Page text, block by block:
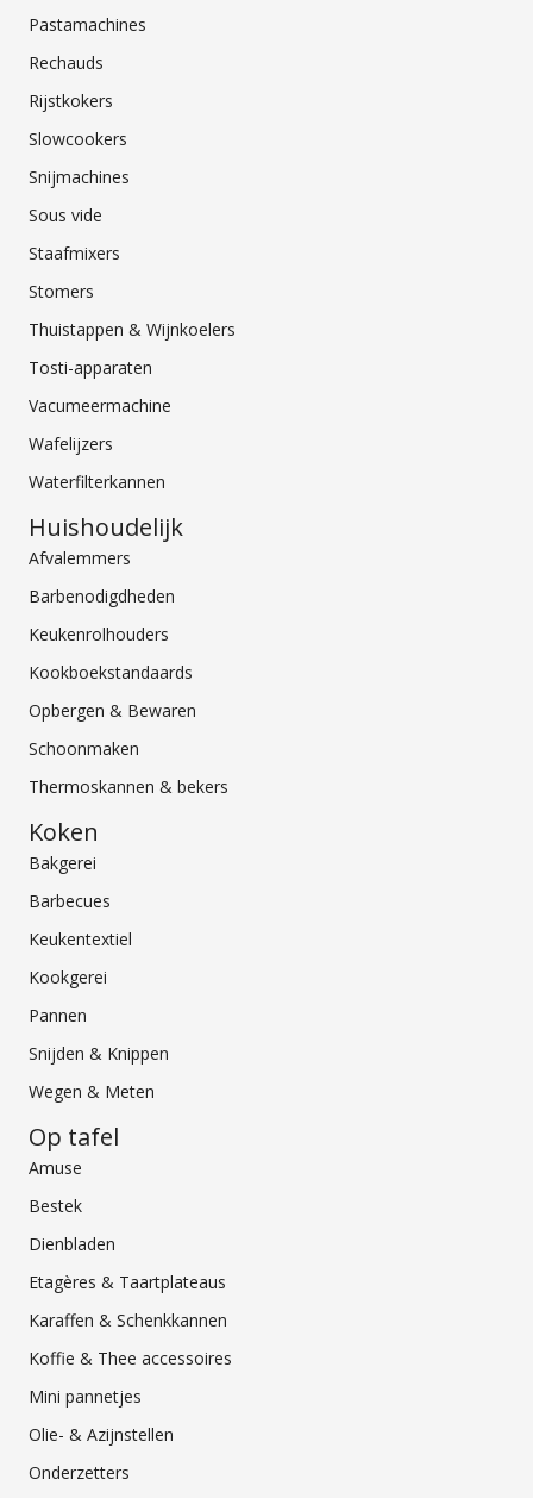
Pastamachines
Rechauds
Rijstkokers
Slowcookers
Snijmachines
Sous vide
Staafmixers
Stomers
Thuistappen & Wijnkoelers
Tosti-apparaten
Vacumeermachine
Wafelijzers
Waterfilterkannen
Huishoudelijk
Afvalemmers
Barbenodigdheden
Keukenrolhouders
Kookboekstandaards
Opbergen & Bewaren
Schoonmaken
Thermoskannen & bekers
Koken
Bakgerei
Barbecues
Keukentextiel
Kookgerei
Pannen
Snijden & Knippen
Wegen & Meten
Op tafel
Amuse
Bestek
Dienbladen
Etagères & Taartplateaus
Karaffen & Schenkkannen
Koffie & Thee accessoires
Mini pannetjes
Olie- & Azijnstellen
Onderzetters